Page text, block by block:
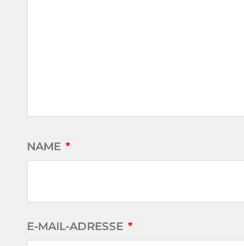
NAME *
E-MAIL-ADRESSE *